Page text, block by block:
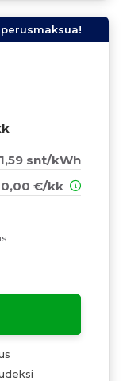
snt/kWh
0,00 €/kk